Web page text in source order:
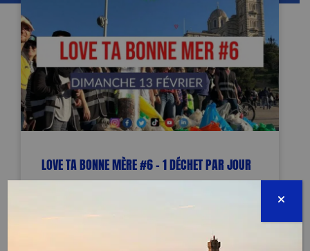
LOVE TA BONNE MÈRE #6 – 1 DÉCHET PAR JOUR
Basilique Notre Dame de la Garde